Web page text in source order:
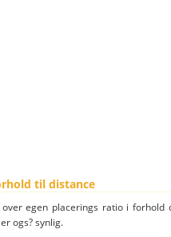
til distance
over egen placerings ratio i
ogs? synlig.